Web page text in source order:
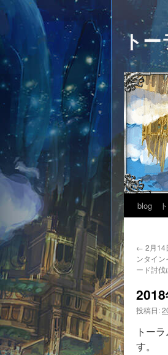
トー
blog ト
← 2月14
ンタイ
ード討伐
投稿日:
トー
す。